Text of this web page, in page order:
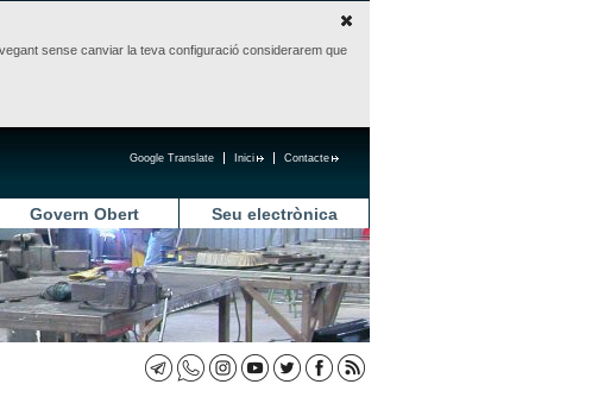
sense canviar la teva configuració considerarem que
Contacte
Inici
Google Translate
Govern Obert Seu electrònica